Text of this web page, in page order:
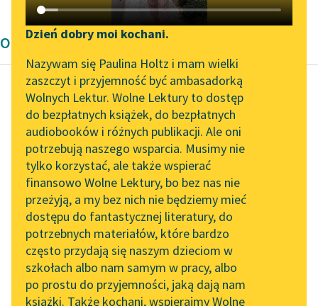
Katalog DAISY
Podkasty o książkach
Zgłoś brak utworu
Aktualności
„Prokurator Alicja Horn”
do słuchania
Byliśmy częścią AI Impact
Lab
Zapraszamy na spotkanie
online z tłumaczkami
literatury skandynawskiej
Spotkanie z Katarzyną
Tunkiel w Oslo
102. lata temu zmarł
Narzędzia
Mapa Wolnych Lektur
Leśmianator
Przewodnik dla piszących i
czytających
API
OAI-PMH
Widget Wolnych Lektur
Przypisy
Dzień dobry moi kochani.
Nazywam się Paulina Holtz i mam wielki
zaszczyt i przyjemność być ambasadorką
Wolnych Lektur. Wolne Lektury to dostęp
do bezpłatnych książek, do bezpłatnych
audiobooków i różnych publikacji. Ale oni
potrzebują naszego wsparcia. Musimy nie
tylko korzystać, ale także wspierać
finansowo Wolne Lektury, bo bez nas nie
przeżyją, a my bez nich nie będziemy mieć
dostępu do fantastycznej literatury, do
potrzebnych materiałów, które bardzo
często przydają się naszym dzieciom w
szkołach albo nam samym w pracy, albo
po prostu do przyjemności, jaką dają nam
książki. Także kochani, wspierajmy Wolne
Opowiadanie
Autor nieznany
Ze skarbnicy
midraszy
Najpierw Salomon
spotkał bogacza. Na
widok Salomona
bogacz nisko się
ukłonił i powiedział:
— Panie mój...